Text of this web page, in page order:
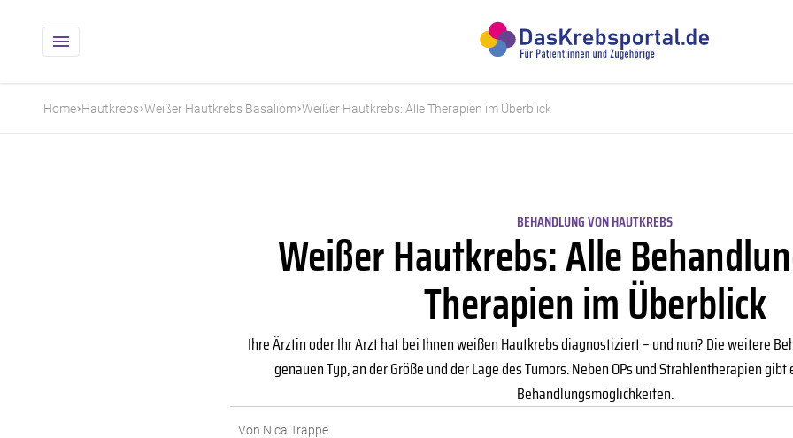
Home Hautkrebs Weißer Hautkrebs Basaliom Weißer Hautkrebs: Alle Therapien im Überblick
BEHANDLUNG VON HAUTKREBS
Weißer Hautkrebs: Alle
Therapien im Überblick
Ihre Ärztin oder Ihr Arzt hat bei Ihnen weißen Hautkrebs diagnostiziert – und nun? Die weitere
genauen Typ, an der Größe und der Lage des Tumors. Neben OPs und Strahlentherapien
Behandlungsmöglichkeiten.
Von Nica Trappe